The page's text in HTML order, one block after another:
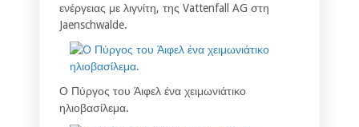
ενέργειας με λιγνίτη, της Vattenfall AG στη
Jaenschwalde.
Ο Πύργος του Άιφελ ένα χειμωνιάτικο
ηλιοβασίλεμα.